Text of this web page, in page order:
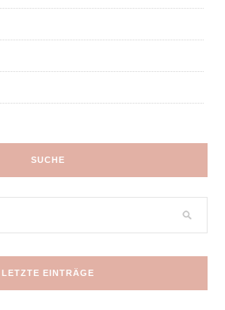
SUCHE
LETZTE EINTRÄGE